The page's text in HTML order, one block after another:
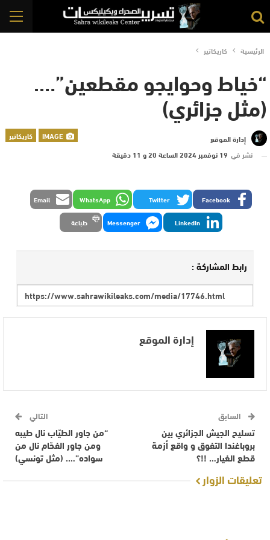
الرئيسية كاريكاتير
“خياط وحوايجو مقطعين”….
(مثل جزائري)
كاريكاتير
إدارة الموقع
نشر في 19 نوفمبر 2024 الساعة 20 و 11 دقيقة
Facebook
Twitter
WhatsApp
Email
LinkedIn
Messenger طباعة
رابط المشاركة :
إدارة الموقع
السابق
تسليح الجيش الجزائري بين
بروباغندا التفوق و واقع أزمة
قطع الغيار… !!؟
التالي
“من جاور الطيّاب نال طيبه
ومن جاور الفحّام نال من
سواده”…. (مثل تونسي)
تعليقات الزوار